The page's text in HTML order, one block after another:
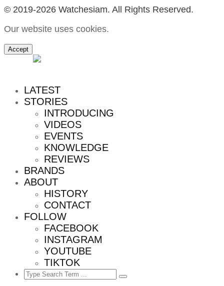
© 2019-2026 Watchesiam. All Rights Reserved.
Our website uses cookies.
Accept
LATEST
STORIES
INTRODUCING
VIDEOS
EVENTS
KNOWLEDGE
REVIEWS
BRANDS
ABOUT
HISTORY
CONTACT
FOLLOW
FACEBOOK
INSTAGRAM
YOUTUBE
TIKTOK
Search